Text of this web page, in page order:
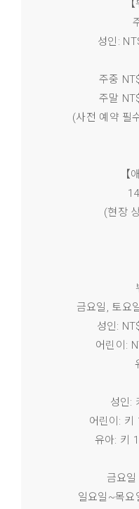
성인:
주중
주말
(사전 예약 필
【
(현장
금요일, 토요
성인:
어린이:
성인:
어린이:
유아: 키
금요일
일요일~목요